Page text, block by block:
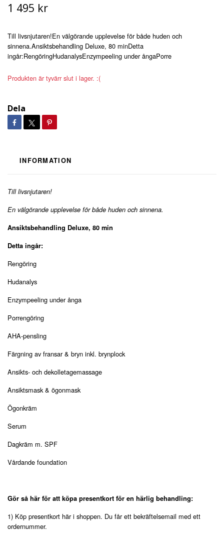
1 495 kr
Till livsnjutaren!En välgörande upplevelse för både huden och
sinnena.Ansiktsbehandling Deluxe, 80 minDetta
ingår:RengöringHudanalysEnzympeeling under ångaPorre
Produkten är tyvärr slut i lager. :(
Dela
INFORMATION
Till livsnjutaren!
En välgörande upplevelse för både huden och sinnena.
Ansiktsbehandling Deluxe, 80 min
Detta ingår:
Rengöring
Hudanalys
Enzympeeling under ånga
Porrengöring
AHA-pensling
Färgning av fransar & bryn inkl. brynplock
Ansikts- och dekolletagemassage
Ansiktsmask & ögonmask
Ögonkräm
Serum
Dagkräm m. SPF
Vårdande foundation
Gör så här för att köpa presentkort för en härlig behandling:
1) Köp presentkort här i shoppen. Du får ett bekräftelsemail med ett
ordernummer.